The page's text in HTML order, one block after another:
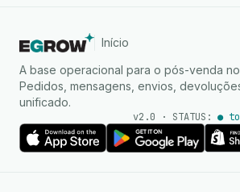
Início
A base operacional para o pós-venda
Pedidos, mensagens, envios,
unificado.
v2.0 · STATUS: ●